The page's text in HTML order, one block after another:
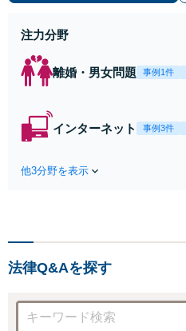
注力分野
離婚・男女問題 事例1件
インターネット 事例3件
他3分野を表示
法律Q&Aを探す